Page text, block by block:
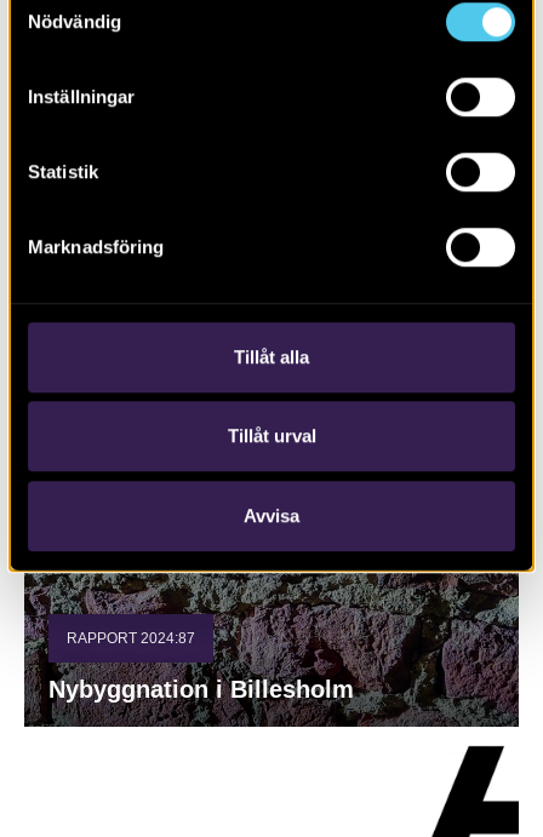
Nödvändig
Inställningar
Statistik
Marknadsföring
Tillåt alla
Tillåt urval
Avvisa
RAPPORT 2024:87
Nybyggnation i Billesholm